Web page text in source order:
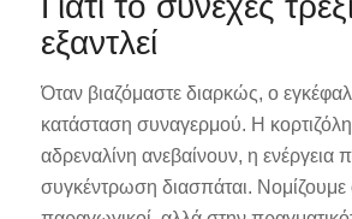
εξαντλεί
Όταν βιαζόμαστε διαρκώς, ο
κατάσταση συναγερμού. Η κορτιζόλη
αδρεναλίνη ανεβαίνουν, η ενέργεια
συγκέντρωση διασπάται. Νομίζουμε